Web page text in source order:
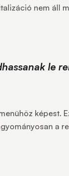
nem áll
le
képest.
a